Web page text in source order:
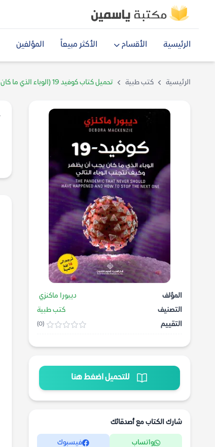
الرئيسية الأقسام الأكثر مبيعاً المؤلفين
الرئيسية كتب طبية تحميل كتاب كوفيد 19 (الوباء الذي ما كان يجب أن يظهر وكيف نتجنب الوباء التالي) – ديبورا ماكنزي
المؤلف
ديبورا ماكنزي
التصنيف
كتب طبية
التقييم
(0)
للتحميل اضغط هنا
شارك الكتاب مع أصدقائك
واتساب فيسبوك